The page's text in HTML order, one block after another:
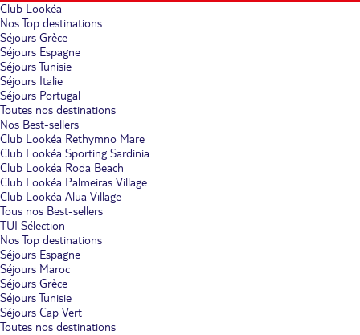
Club Lookéa
Nos Top destinations
Séjours Grèce
Séjours Espagne
Séjours Tunisie
Séjours Italie
Séjours Portugal
Toutes nos destinations
Nos Best-sellers
Club Lookéa Rethymno Mare
Club Lookéa Sporting Sardinia
Club Lookéa Roda Beach
Club Lookéa Palmeiras Village
Club Lookéa Alua Village
Tous nos Best-sellers
TUI Sélection
Nos Top destinations
Séjours Espagne
Séjours Maroc
Séjours Grèce
Séjours Tunisie
Séjours Cap Vert
Toutes nos destinations